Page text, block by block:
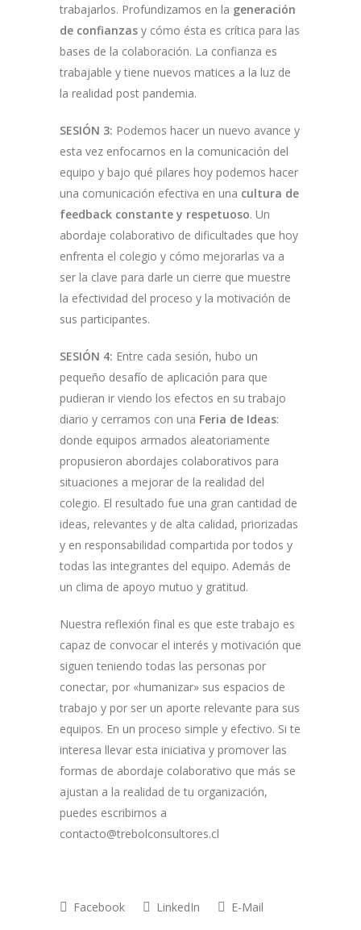
trabajarlos. Profundizamos en la generación
de confianzas y cómo ésta es crítica para las
bases de la colaboración. La confianza es
trabajable y tiene nuevos matices a la luz de
la realidad post pandemia.
SESIÓN 3: Podemos hacer un nuevo avance y
esta vez enfocarnos en la comunicación del
equipo y bajo qué pilares hoy podemos hacer
una comunicación efectiva en una cultura de
feedback constante y respetuoso. Un
abordaje colaborativo de dificultades que hoy
enfrenta el colegio y cómo mejorarlas va a
ser la clave para darle un cierre que muestre
la efectividad del proceso y la motivación de
sus participantes.
SESIÓN 4: Entre cada sesión, hubo un
pequeño desafío de aplicación para que
pudieran ir viendo los efectos en su trabajo
diario y cerramos con una Feria de Ideas:
donde equipos armados aleatoriamente
propusieron abordajes colaborativos para
situaciones a mejorar de la realidad del
colegio. El resultado fue una gran cantidad de
ideas, relevantes y de alta calidad, priorizadas
y en responsabilidad compartida por todos y
todas las integrantes del equipo. Además de
un clima de apoyo mutuo y gratitud.
Nuestra reflexión final es que este trabajo es
capaz de convocar el interés y motivación que
siguen teniendo todas las personas por
conectar, por «humanizar» sus espacios de
trabajo y por ser un aporte relevante para sus
equipos. En un proceso simple y efectivo. Si te
interesa llevar esta iniciativa y promover las
formas de abordaje colaborativo que más se
ajustan a la realidad de tu organización,
puedes escribirnos a
contacto@trebolconsultores.cl
Facebook LinkedIn E-Mail